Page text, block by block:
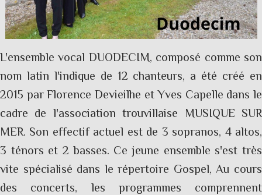
L'ensemble vocal DUODECIM, composé comme son
nom latin l'indique de 12 chanteurs, a été créé en
2015 par Florence Devieilhe et Yves Capelle dans le
cadre de l'association trouvillaise MUSIQUE SUR
MER. Son effectif actuel est de 3 sopranos, 4 altos,
3 ténors et 2 basses. Ce jeune ensemble s'est très
vite spécialisé dans le répertoire Gospel, Au cours
des concerts, les programmes comprennent